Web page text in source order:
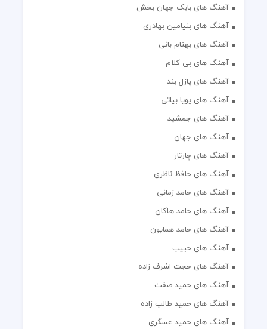
آهنگ های بابک جهان بخش
آهنگ های بنیامین بهادری
آهنگ های بهنام بانی
آهنگ های بی کلام
آهنگ های پازل بند
آهنگ های پویا بیاتی
آهنگ های جمشید
آهنگ های جهان
آهنگ های چارتار
آهنگ های حافظ ناظری
آهنگ های حامد زمانی
آهنگ های حامد هاکان
آهنگ های حامد همایون
آهنگ های حبیب
آهنگ های حجت اشرف زاده
آهنگ های حمید صفت
آهنگ های حمید طالب زاده
آهنگ های حمید عسگری